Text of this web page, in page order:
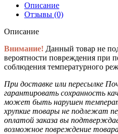
Описание
Отзывы (0)
Описание
Внимание! Данный товар не
вероятности повреждения при
соблюдения температурного
При доставке или пересылке
гарантировать сохранность
может быть нарушен
хрупкие товары не подлежат
оплатой заказа вы
возможное повреждение